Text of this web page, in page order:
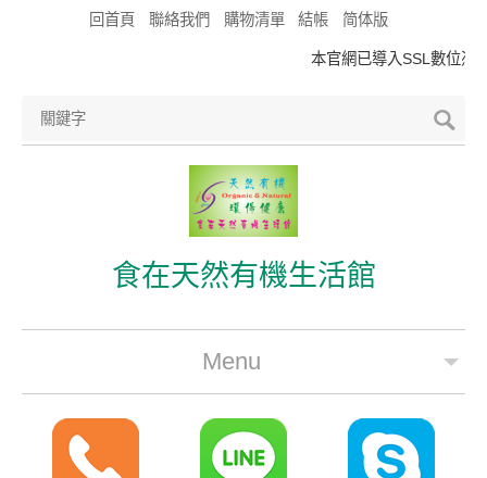
回首頁 聯絡我們 購物清單 結帳 简体版
本官網已導入SSL數位憑證
食在天然有機生活館
Menu
公司簡介
最新優惠